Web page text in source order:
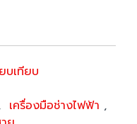
บเทียบ
เครื่องมือช่างไฟฟ้า ,